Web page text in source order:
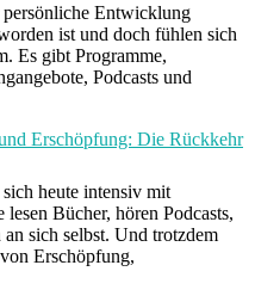
Entwicklung
ist und doch fühlen sich
Es gibt Programme,
Podcasts und
Erschöpfung: Die Rückkehr
heute intensiv mit
Bücher, hören Podcasts,
sich selbst. Und trotzdem
Erschöpfung,